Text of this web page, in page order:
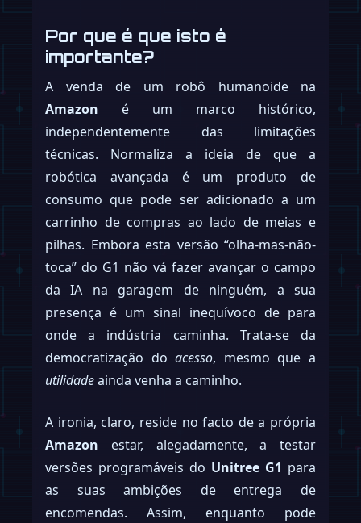
Por que é que isto é
importante?
A venda de um robô humanoide na
Amazon é um marco histórico,
independentemente das limitações
técnicas. Normaliza a ideia de que a
robótica avançada é um produto de
consumo que pode ser adicionado a um
carrinho de compras ao lado de meias e
pilhas. Embora esta versão “olha-mas-não-
toca” do G1 não vá fazer avançar o campo
da IA na garagem de ninguém, a sua
presença é um sinal inequívoco de para
onde a indústria caminha. Trata-se da
democratização doacesso, mesmo que a
utilidadeainda venha a caminho.
A ironia, claro, reside no facto de a própria
Amazon estar, alegadamente, a testar
versões programáveis do Unitree G1 para
as suas ambições de entrega de
encomendas. Assim, enquanto pode